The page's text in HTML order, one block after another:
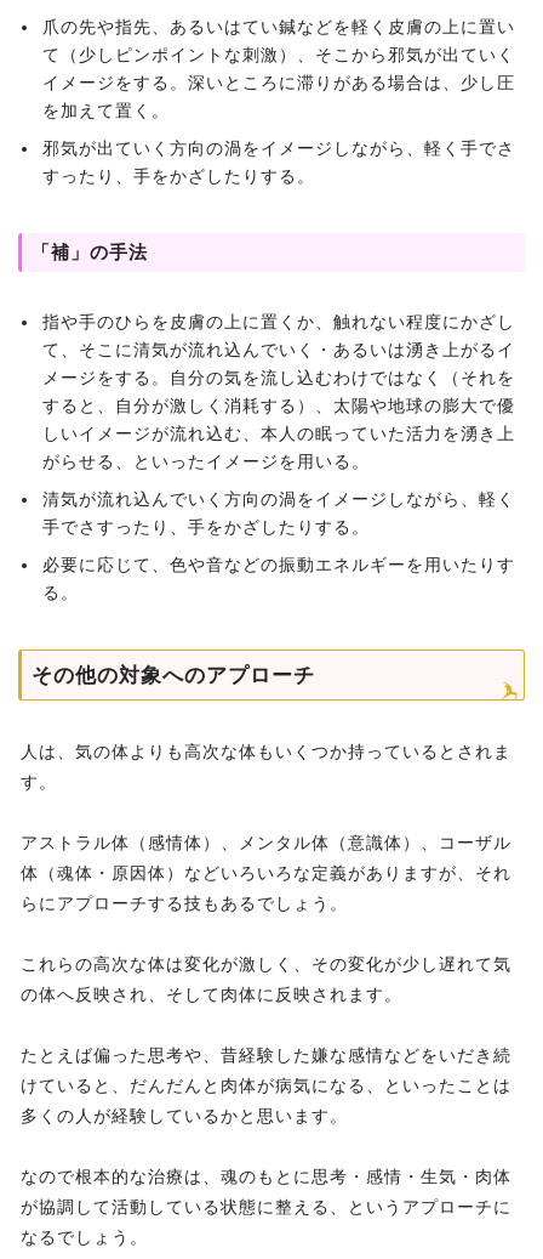
爪の先や指先、あるいはてい鍼などを軽く皮膚の上に置い
て（少しピンポイントな刺激）、そこから邪気が出ていく
イメージをする。深いところに滞りがある場合は、少し圧
を加えて置く。
邪気が出ていく方向の渦をイメージしながら、軽く手でさ
すったり、手をかざしたりする。
「補」の手法
指や手のひらを皮膚の上に置くか、触れない程度にかざし
て、そこに清気が流れ込んでいく・あるいは湧き上がるイ
メージをする。自分の気を流し込むわけではなく（それを
すると、自分が激しく消耗する）、太陽や地球の膨大で優
しいイメージが流れ込む、本人の眠っていた活力を湧き上
がらせる、といったイメージを用いる。
清気が流れ込んでいく方向の渦をイメージしながら、軽く
手でさすったり、手をかざしたりする。
必要に応じて、色や音などの振動エネルギーを用いたりす
る。
その他の対象へのアプローチ
人は、気の体よりも高次な体もいくつか持っているとされま
す。
アストラル体（感情体）、メンタル体（意識体）、コーザル
体（魂体・原因体）などいろいろな定義がありますが、それ
らにアプローチする技もあるでしょう。
これらの高次な体は変化が激しく、その変化が少し遅れて気
の体へ反映され、そして肉体に反映されます。
たとえば偏った思考や、昔経験した嫌な感情などをいだき続
けていると、だんだんと肉体が病気になる、といったことは
多くの人が経験しているかと思います。
なので根本的な治療は、魂のもとに思考・感情・生気・肉体
が協調して活動している状態に整える、というアプローチに
なるでしょう。